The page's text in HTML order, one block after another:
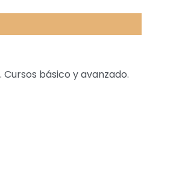
básico y avanzado.